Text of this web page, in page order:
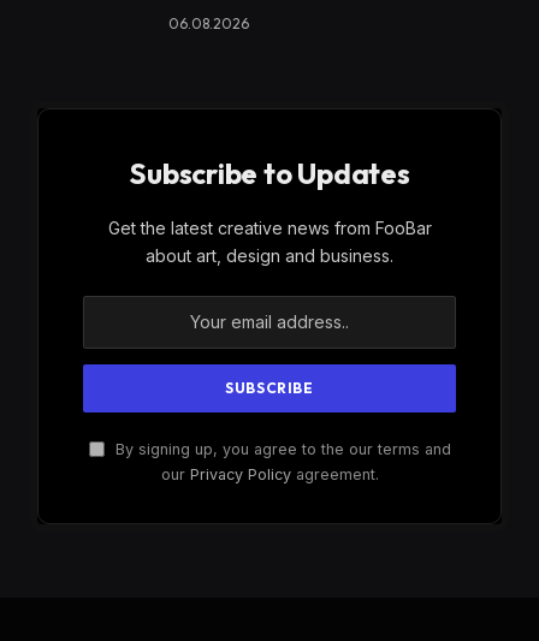
06.08.2026
Subscribe to Updates
Get the latest creative news from FooBar
about art, design and business.
By signing up, you agree to the our terms and
our Privacy Policyagreement.